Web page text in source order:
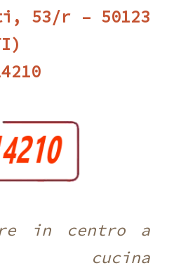
53/r – 50123
in centro a
cucina